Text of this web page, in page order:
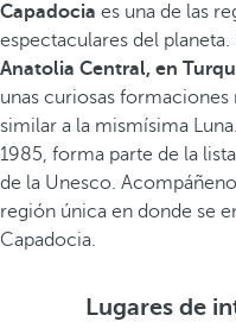
Capadocia es una de las
espectaculares del
Anatolia Central, en
unas curiosas
similar a la mismísima
1985, forma parte de la
de la Unesco.
región única en donde se
Capadocia.
Lugares de